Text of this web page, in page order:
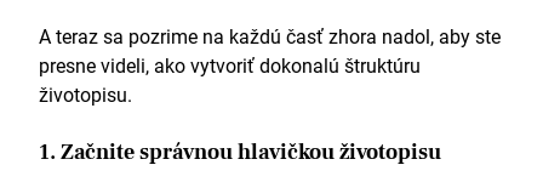
Manchesterská univerzita
Zručnosti
konferencií finančného priemyslu a sledoval som
aktuálne správy z odvetvia s cieľom rozvíjať a
A teraz sa pozrime na každú časť zhora nadol, aby ste
presne videli, ako vytvoriť dokonalú štruktúru
životopisu.
1. Začnite správnou hlavičkou životopisu